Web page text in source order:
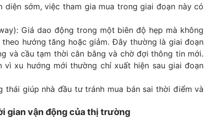
diện sớm, việc tham gia mua trong giai đoạn này có
Giá dao động trong một biên độ hẹp mà không
hướng tăng hoặc giảm. Đây thường là giai đoạn
và cầu tạm thời cân bằng và chờ đợi thông tin mới.
vì xu hướng mới thường chỉ xuất hiện sau giai đoạn
thái giúp nhà đầu tư tránh mua bán sai thời điểm và
gian vận động của thị trường